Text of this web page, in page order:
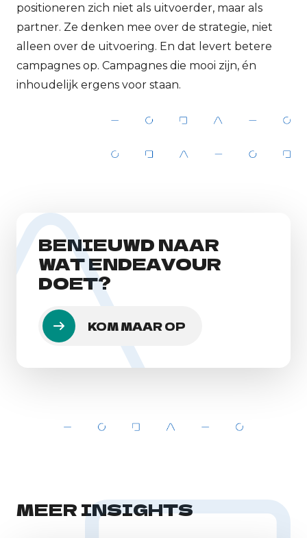
positioneren zich niet als uitvoerder, maar als
partner. Ze denken mee over de strategie, niet
alleen over de uitvoering. En dat levert betere
campagnes op. Campagnes die mooi zijn, én
inhoudelijk ergens voor staan.
BENIEUWD NAAR
WAT ENDEAVOUR
DOET?
KOM MAAR OP
MEER INSIGHTS